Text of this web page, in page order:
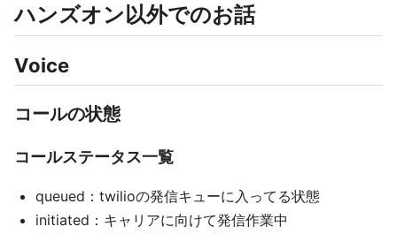
ハンズオン以外でのお話
Voice
コールの状態
コールステータス一覧
queued：twilioの発信キューに入ってる状態
initiated：キャリアに向けて発信作業中